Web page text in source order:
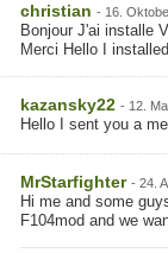
christian - 16.
Bonjour J'ai installe
Merci Hello I
kazansky22 - 12.
Hello I sent you a
MrStarfighter - 24.
Hi me and some
F104mod and we